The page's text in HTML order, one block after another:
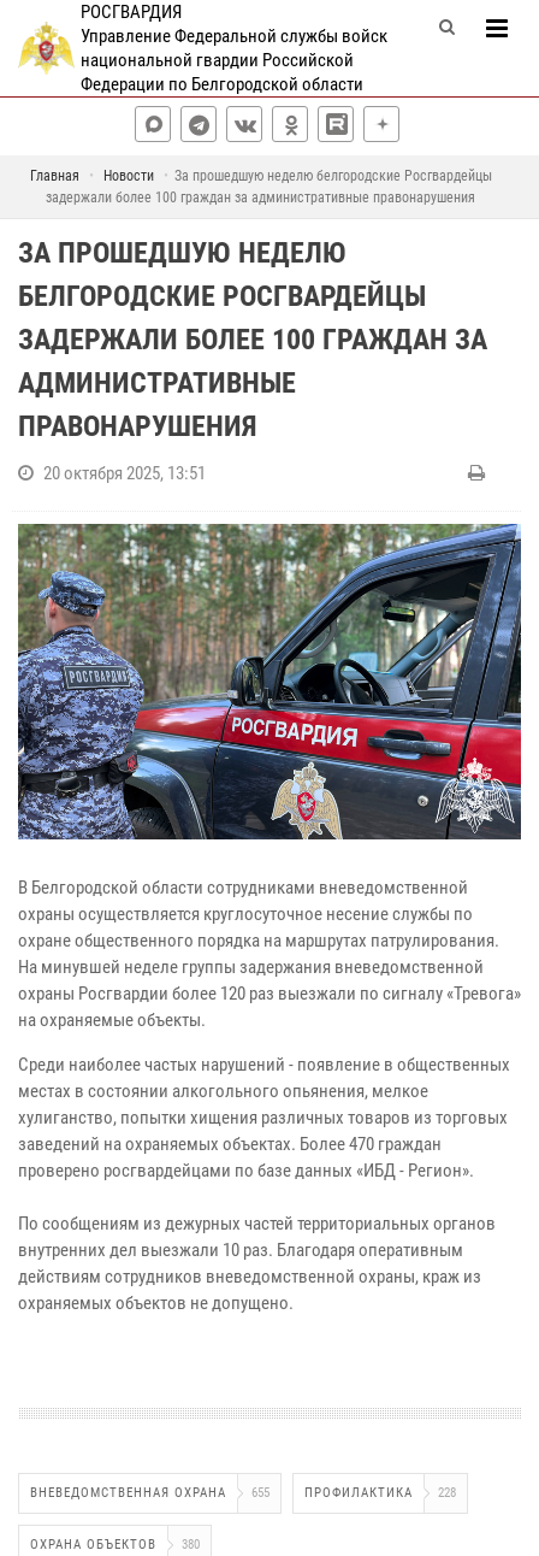
РОСГВАРДИЯ
Управление Федеральной службы войск
национальной гвардии Российской
Федерации по Белгородской области
Главная Новости
За прошедшую неделю белгородские Росгвардейцы
задержали более 100 граждан за административные правонарушения
ЗА ПРОШЕДШУЮ НЕДЕЛЮ
БЕЛГОРОДСКИЕ РОСГВАРДЕЙЦЫ
ЗАДЕРЖАЛИ БОЛЕЕ 100 ГРАЖДАН ЗА
АДМИНИСТРАТИВНЫЕ
ПРАВОНАРУШЕНИЯ
20 октября 2025, 13:51
В Белгородской области сотрудниками вневедомственной
охраны осуществляется круглосуточное несение службы по
охране общественного порядка на маршрутах патрулирования.
На минувшей неделе группы задержания вневедомственной
охраны Росгвардии более 120 раз выезжали по сигналу «Тревога»
на охраняемые объекты.
Среди наиболее частых нарушений - появление в общественных
местах в состоянии алкогольного опьянения, мелкое
хулиганство, попытки хищения различных товаров из торговых
заведений на охраняемых объектах. Более 470 граждан
проверено росгвардейцами по базе данных «ИБД - Регион».
По сообщениям из дежурных частей территориальных органов
внутренних дел выезжали 10 раз. Благодаря оперативным
действиям сотрудников вневедомственной охраны, краж из
охраняемых объектов не допущено.
ВНЕВЕДОМСТВЕННАЯ ОХРАНА 655 ПРОФИЛАКТИКА 228
ОХРАНА ОБЪЕКТОВ 380